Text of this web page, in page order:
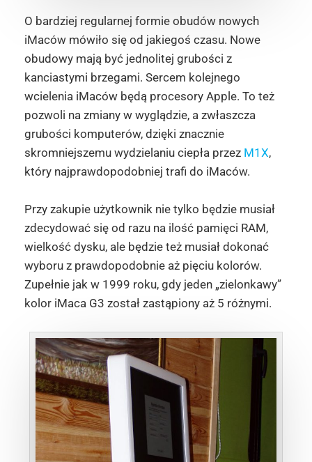
O bardziej regularnej formie obudów nowych
iMaców mówiło się od jakiegoś czasu. Nowe
obudowy mają być jednolitej grubości z
kanciastymi brzegami. Sercem kolejnego
wcielenia iMaców będą procesory Apple. To też
pozwoli na zmiany w wyglądzie, a zwłaszcza
grubości komputerów, dzięki znacznie
skromniejszemu wydzielaniu ciepła przez M1X,
który najprawdopodobniej trafi do iMaców.
Przy zakupie użytkownik nie tylko będzie musiał
zdecydować się od razu na ilość pamięci RAM,
wielkość dysku, ale będzie też musiał dokonać
wyboru z prawdopodobnie aż pięciu kolorów.
Zupełnie jak w 1999 roku, gdy jeden „zielonkawy”
kolor iMaca G3 został zastąpiony aż 5 różnymi.